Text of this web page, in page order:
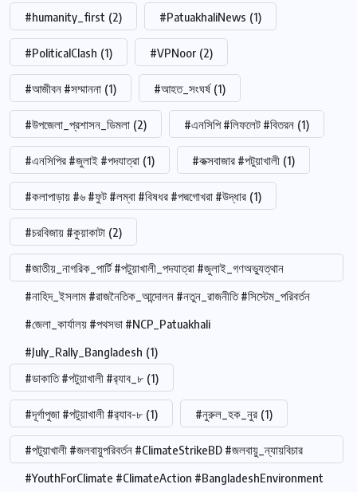
#humanity_first (2) #PatuakhaliNews (1)
#PoliticalClash (1) #VPNoor (2)
#আজীবন #সম্মাননা (1) #আহত_সংঘর্ষ (1)
#উপজেলা_প্রশাসন_ডিমলা (2) #এনসিপি #লিফলেট #বিতরন (1)
#এনসিপির #জুলাই #পদযাত্রা (1) #কক্সবাজার #পটুয়াখালী (1)
#কলাপাড়ায় #৬ #ফুট #লম্বা #বিষধর #পদ্মগোখরা #উদ্ধার (1)
#চরবিজায় #কুয়াকাটা (2)
#জাতীয়_নাগরিক_পার্টি #পটুয়াখালী_পদযাত্রা #জুলাই_গণঅভ্যুত্থান
#নাহিদ_ইসলাম #রাজনৈতিক_আন্দোলন #নতুন_রাজনীতি #সিস্টেম_পরিবর্তন
#জেলা_কার্যালয় #পথসভা #NCP_Patuakhali
#July_Rally_Bangladesh (1)
#ডাকাতি #পটুয়াখালী #র‍্যাব_৮ (1)
#দূর্গাপুজা #পটুয়াখালী #র‍্যাব-৮ (1) #নুরুল_হক_নুর (1)
#পটুয়াখালী #জলবায়ুপরিবর্তন #ClimateStrikeBD #জলবায়ু_ন্যায়বিচার
#YouthForClimate #ClimateAction #BangladeshEnvironment